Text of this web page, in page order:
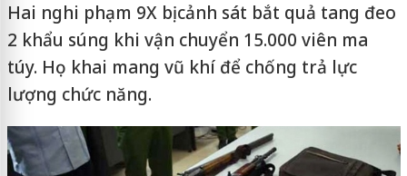
Hai nghi phạm 9X bị cảnh sát bắt quả tang đeo
2 khẩu súng khi vận chuyển 15.000 viên ma
túy. Họ khai mang vũ khí để chống trả lực
lượng chức năng.